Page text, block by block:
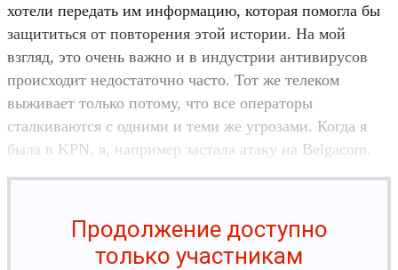
хотели передать им информацию, которая помогла бы
защититься от повторения этой истории. На мой
взгляд, это очень важно и в индустрии антивирусов
происходит недостаточно часто. Тот же телеком
выживает только потому, что все операторы
сталкиваются с одними и теми же угрозами. Когда я
была в KPN, я, например застала атаку на Belgacom.
Продолжение доступно
только участникам